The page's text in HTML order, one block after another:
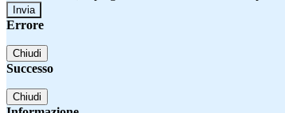
Errore
Chiudi
Successo
Chiudi